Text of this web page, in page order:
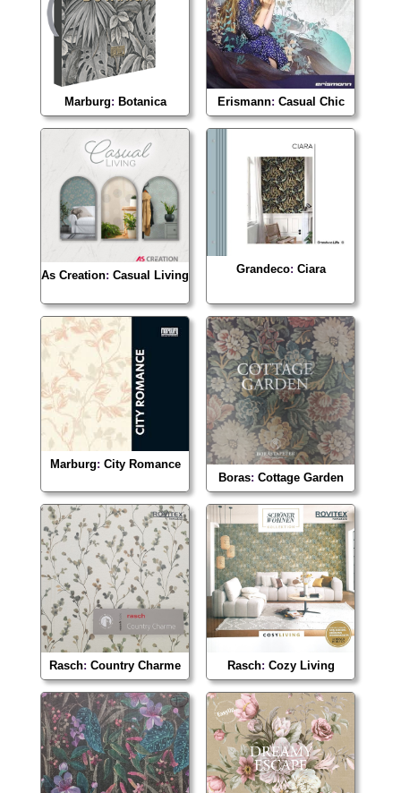
Marburg: Botanica Erismann: Casual Chic
As Creation: Casual Living Grandeco: Ciara
Marburg: City Romance
Boras: Cottage Garden
Rasch: Country Charme Rasch: Cozy Living